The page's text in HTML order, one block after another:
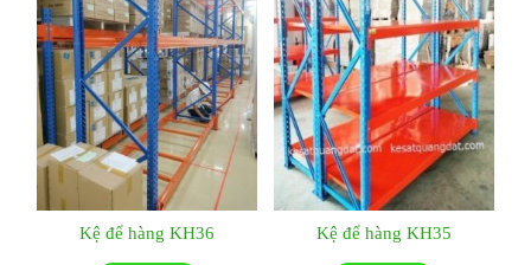
Kệ để hàng KH36 Kệ để hàng KH35